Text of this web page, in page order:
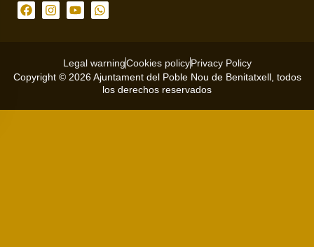
Legal warningCookies policyPrivacy Policy
Copyright © 2026 Ajuntament del Poble Nou de Benitatxell, todos
los derechos reservados